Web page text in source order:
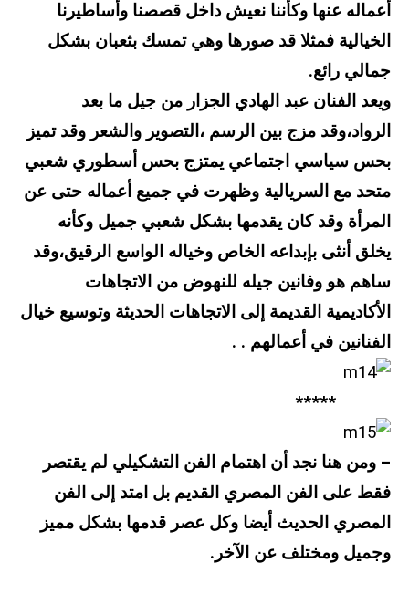
أعماله عنها وكأننا نعيش داخل قصصنا وأساطيرنا
الخيالية فمثلا قد صورها وهي تمسك بثعبان بشكل
جمالي رائع.
ويعد الفنان عبد الهادي الجزار من جيل ما بعد
الرواد،وقد مزج بين الرسم ،التصوير والشعر وقد تميز
بحس سياسي اجتماعي يمتزج بحس أسطوري شعبي
متحد مع السريالية وظهرت في جميع أعماله حتى عن
المرأة وقد كان يقدمها بشكل شعبي جميل وكأنه
يخلق أنثى بإبداعه الخاص وخياله الواسع الرقيق،وقد
ساهم هو وفانين جيله للنهوض من الاتجاهات
الأكاديمية القديمة إلى الاتجاهات الحديثة وتوسيع خيال
الفنانين في أعمالهم . .
*****
– ومن هنا نجد أن اهتمام الفن التشكيلي لم يقتصر
فقط على الفن المصري القديم بل امتد إلى الفن
المصري الحديث أيضا وكل عصر قدمها بشكل مميز
وجميل ومختلف عن الآخر.